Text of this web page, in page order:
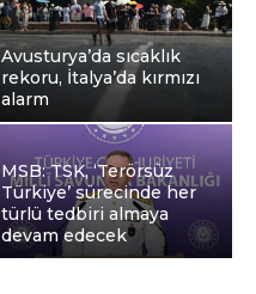
Avusturya’da sıcaklık
rekoru, İtalya’da kırmızı
alarm
MSB: TSK, ‘Terörsüz
Türkiye’ sürecinde her
türlü tedbiri almaya
devam edecek